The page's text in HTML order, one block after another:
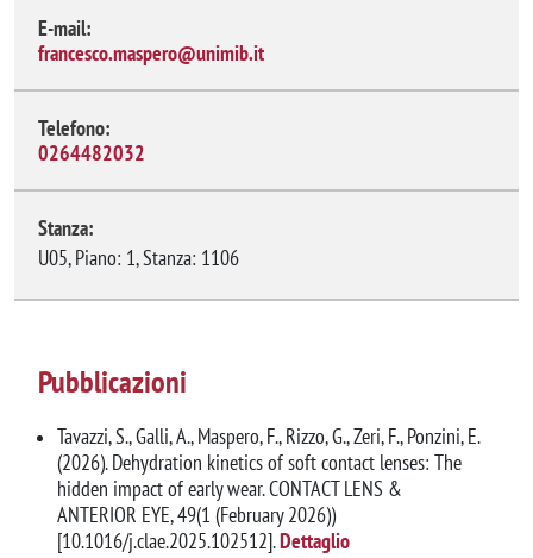
E-mail:
francesco.maspero@unimib.it
Telefono:
0264482032
Stanza:
U05, Piano: 1, Stanza: 1106
Pubblicazioni
Tavazzi, S., Galli, A., Maspero, F., Rizzo, G., Zeri, F., Ponzini, E.
(2026). Dehydration kinetics of soft contact lenses: The
hidden impact of early wear. CONTACT LENS &
ANTERIOR EYE, 49(1 (February 2026))
[10.1016/j.clae.2025.102512].Dettaglio